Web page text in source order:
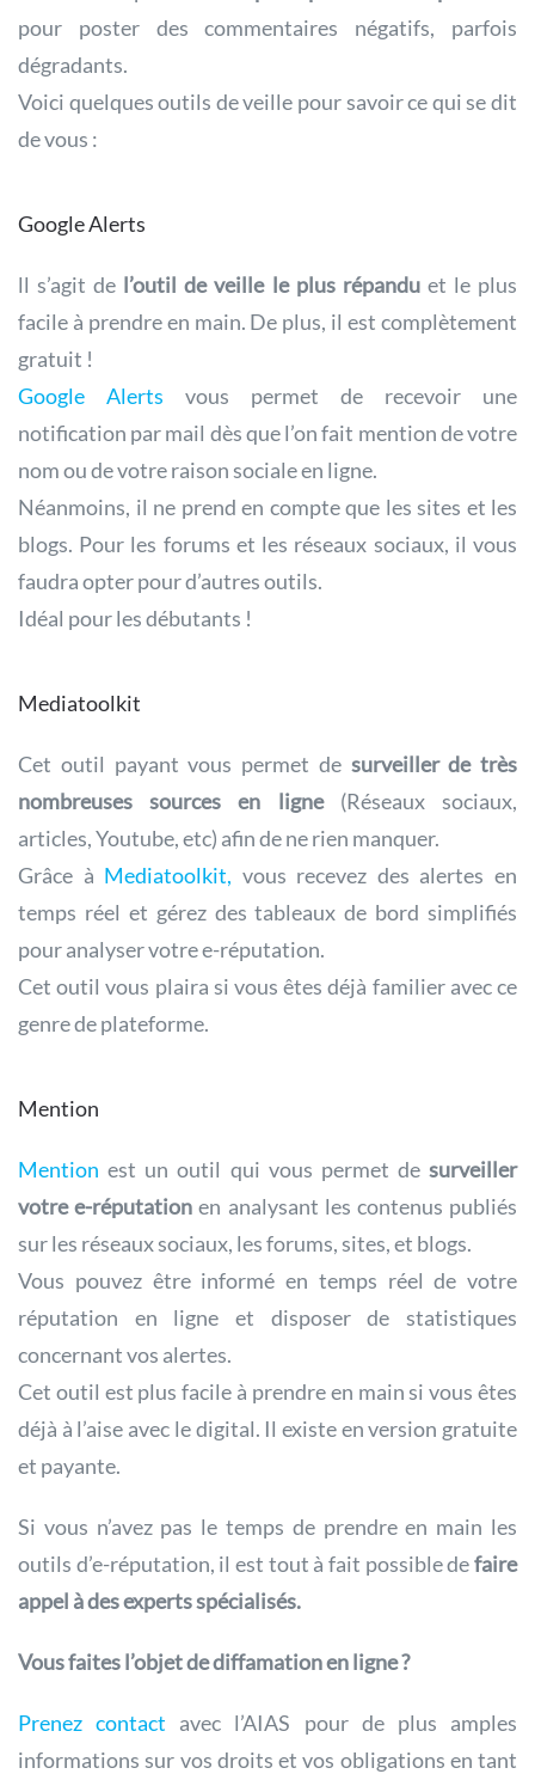
pour poster des commentaires négatifs, parfois
dégradants.
Voici quelques outils de veille pour savoir ce qui se dit
de vous :
Google Alerts
ll s’agit de l’outil de veille le plus répandu et le plus
facile à prendre en main. De plus, il est complètement
gratuit !
Google Alerts vous permet de recevoir une
notification par mail dès que l’on fait mention de votre
nom ou de votre raison sociale en ligne.
Néanmoins, il ne prend en compte que les sites et les
blogs. Pour les forums et les réseaux sociaux, il vous
faudra opter pour d’autres outils.
Idéal pour les débutants !
Mediatoolkit
Cet outil payant vous permet desurveiller de très
nombreuses sources en ligne(Réseaux sociaux,
articles, Youtube, etc) afin de ne rien manquer.
Grâce à Mediatoolkit, vous recevez des alertes en
temps réel et gérez des tableaux de bord simplifiés
pour analyser votre e-réputation.
Cet outil vous plaira si vous êtes déjà familier avec ce
genre de plateforme.
Mention
Mention est un outil qui vous permet de surveiller
votre e-réputationen analysant les contenus publiés
sur les réseaux sociaux, les forums, sites, et blogs.
Vous pouvez être informé en temps réel de votre
réputation en ligne et disposer de statistiques
concernant vos alertes.
Cet outil est plus facile à prendre en main si vous êtes
déjà à l’aise avec le digital. Il existe en version gratuite
et payante.
Si vous n’avez pas le temps de prendre en main les
outils d’e-réputation, il est tout à fait possible defaire
appel à des experts spécialisés.
Vous faites l’objet de diffamation en ligne ?
Prenez contact avec l’AIAS pour de plus amples
informations sur vos droits et vos obligations en tant